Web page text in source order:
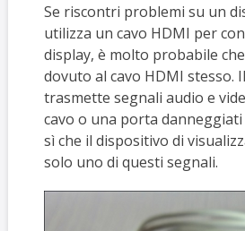
Se riscontri problemi su un
utilizza un cavo HDMI per
display, è molto probabile
dovuto al cavo HDMI stesso.
trasmette segnali audio e
cavo o una porta
sì che il dispositivo di
solo uno di questi segnali.